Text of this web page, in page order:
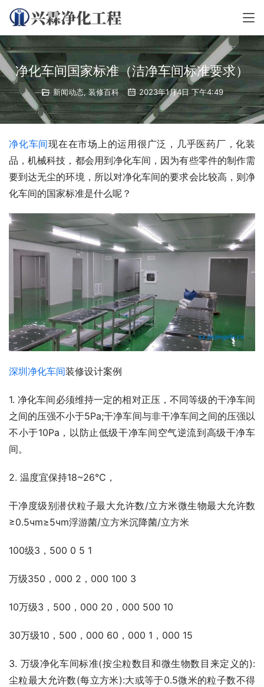
净化车间国家标准（洁净车间标准要求）
新闻动态,装修百科 2023年1月4日 下午4:49
净化车间现在在市场上的运用很广泛，几乎医药厂，化装
品，机械科技，都会用到净化车间，因为有些零件的制作需
要到达无尘的环境，所以对净化车间的要求会比较高，则净
化车间的国家标准是什么呢？
深圳净化车间装修设计案例
1. 净化车间必须维持一定的相对正压，不同等级的干净车间
之间的压强不小于5Pa;干净车间与非干净车间之间的压强以
不小于10Pa，以防止低级干净车间空气逆流到高级干净车
间。
2. 温度宜保持18~26℃，
干净度级别潜伏粒子最大允许数/立方米微生物最大允许数
≥0.5чm≥5чm浮游菌/立方米沉降菌/立方米
100级3，500 0 5 1
万级350，000 2，000 100 3
10万级3，500，000 20，000 500 10
30万级10，500，000 60，000 1，000 15
3. 万级净化车间标准(按尘粒数目和微生物数目来定义的):
尘粒最大允许数(每立方米):大或等于0.5微米的粒子数不得